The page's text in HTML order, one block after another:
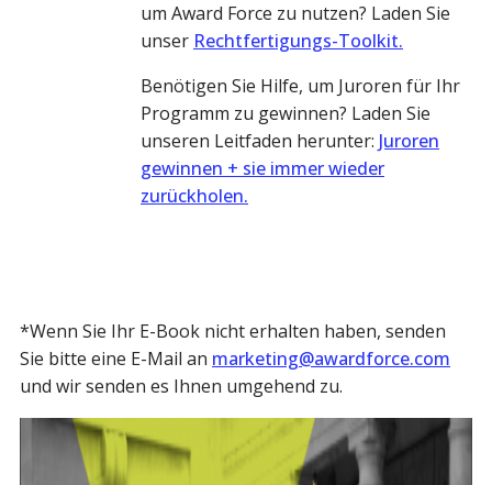
um Award Force zu nutzen? Laden Sie
unser Rechtfertigungs-Toolkit.
Benötigen Sie Hilfe, um Juroren für Ihr
Programm zu gewinnen? Laden Sie
unseren Leitfaden herunter: Juroren
gewinnen + sie immer wieder
zurückholen.
*Wenn Sie Ihr E-Book nicht erhalten haben, senden
Sie bitte eine E-Mail an marketing@awardforce.com
und wir senden es Ihnen umgehend zu.